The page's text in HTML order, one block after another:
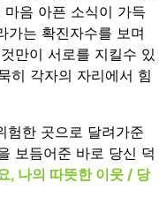
음 아픈 소식이 가득
가는 확진자수를 보며
만이 서로를 지킬수 있
히 각자의 자리에서 힘
험한 곳으로 달려가준
보듬어준 바로 당신 덕
, 나의 따뜻한 이웃 / 당